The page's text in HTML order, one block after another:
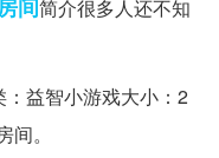
间简介很多人还不知
益智小游戏大小：2
。